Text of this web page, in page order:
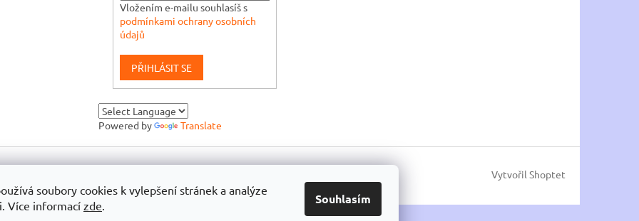
soubory cookies k vylepšení stránek a analýze
Více informacízde. Souhlasím
Vložením e-mailu souhlasíš s
podmínkami ochrany osobních
údajů
PŘIHLÁSIT SE
Powered by Translate
Vytvořil Shoptet